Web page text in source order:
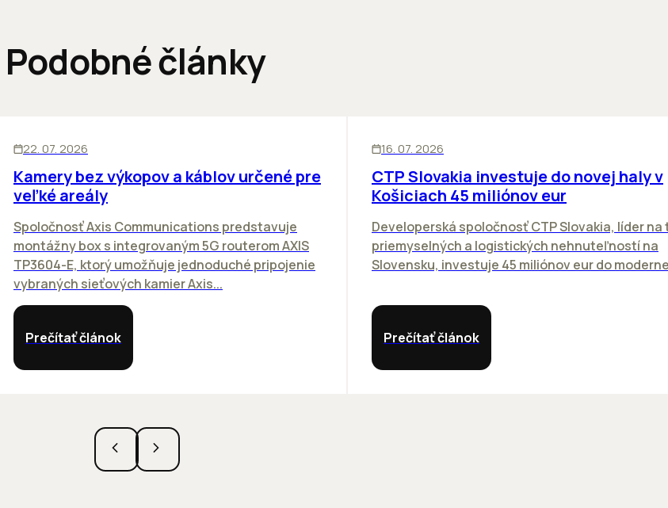
Podobné články
22. 07. 2026
Kamery bez výkopov a káblov určené pre
veľké areály
Spoločnosť Axis Communications predstavuje
montážny box s integrovaným 5G routerom AXIS
TP3604-E, ktorý umožňuje jednoduché pripojenie
vybraných sieťových kamier Axis...
Prečítať článok
16. 07. 2026
CTP Slovakia investuje do novej haly v
Košiciach 45 miliónov eur
Developerská spoločnosť CTP Slovakia, líder na
priemyselných a logistických nehnuteľností na
Slovensku, investuje 45 miliónov eur do
Prečítať článok